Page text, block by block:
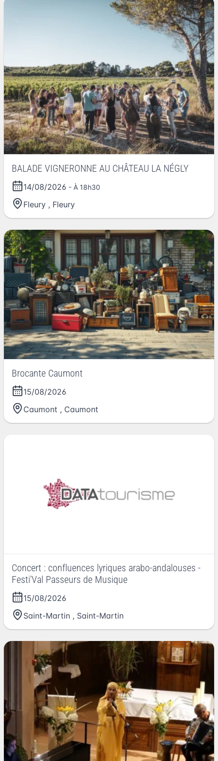
BALADE VIGNERONNE AU CHÂTEAU LA NÉGLY
14/08/2026 - À 18h30
Fleury , Fleury
Brocante Caumont
15/08/2026
Caumont , Caumont
Concert : confluences lyriques arabo-andalouses -
Festi'Val Passeurs de Musique
15/08/2026
Saint-Martin , Saint-Martin